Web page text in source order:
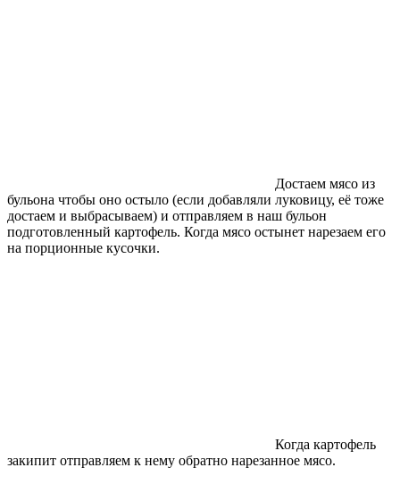
Достаем мясо из
бульона чтобы оно остыло (если добавляли луковицу, её тоже
достаем и выбрасываем) и отправляем в наш бульон
подготовленный картофель. Когда мясо остынет нарезаем его
на порционные кусочки.
Когда картофель
закипит отправляем к нему обратно нарезанное мясо.